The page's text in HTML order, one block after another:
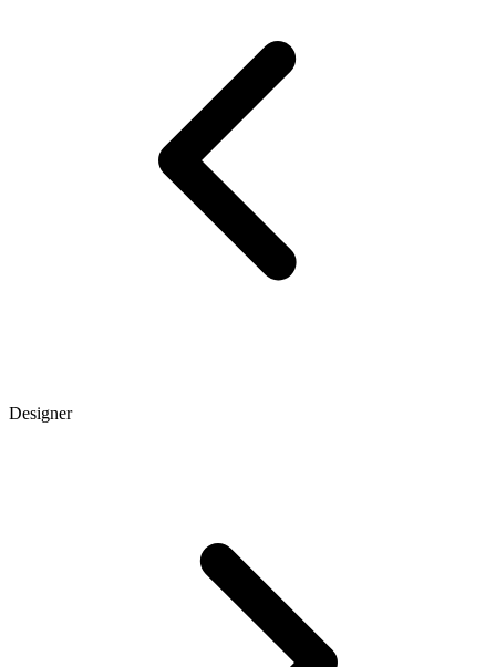
Designer